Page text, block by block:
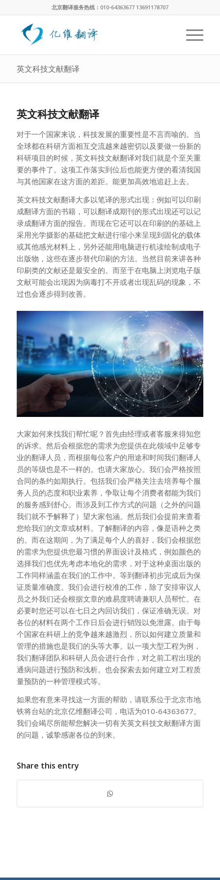
北京翻译服务热线：010-64363677 13691178707
英文科技文献翻译
英文科技文献翻译
对于一个国家来说，科技发展的重要性是不言而喻的。当
全球都在科研方面相互交流越来越密切以及要做一份新的
科研项目的时候，英文科技文献翻译对我们就是个至关重
要的事件了。这项工作落实到位后也能更方便的看清我国
与其他国家在这方面的差距。能更加高效地追赶上去。
英文科技文献翻译大多以笔译的形式出现：例如可以印刷
成翻译方面的书籍，可以翻译成期刊的形式出现还可以记
录成翻译方面的报告。而现在它还可以在印刷的的基础上
采用光学摄影的基础把文献进行缩小来呈现到固化的载体
或其他感光材料上，另外还能用电脑进行机读绘制成电子
出版物，这些在逐步替代印刷的方法。当然目前来讲各种
印刷类的文献还是最安全的。而至于在电脑上浏览电子版
文献可能会出现因为病毒打不开或者出现乱码的现象，不
过也会逐步得到改善。
大家如何来找我们帮忙呢？首先由经理或者客服来得知您
的诉求。然后会根据您的需求为您提供在此领域中足够专
业的翻译人员，而根据每位客户的用途和时间我们翻译人
员的等级也是不一样的。也请大家放心。我们会严格按照
合同的条约如期执行。包括我们会严格关注去培养每个服
务人员的态度和职业素养，争取让每个消费者都能为我们
的服务感到舒心。而涉及到工作方式的问题（之外的问题
我们就不予解释了）望大家包涵。然后我们会提前来查看
您给我们的文章或材料。了解翻译的内容，像是语种之类
的。而在这期间，为了满足每个人的喜好，我们会根据您
的需求为您提供您最习惯的界面设计及格式，例如颜色的
选择我们也优先考虑本地化的需求，对于这种桌面出版的
工作同样涵盖在我们的工作中。等到翻译初步完成后为保
证质量准确度。我们会进行校准的工作，除了安排审议人
员之外我们还会根据文章的难易度聘请兼职人员帮忙。在
必要时您还可以在七日之内回访我们，保证准确无误。对
各位的材料在两个工作日后会进行销毁以免泄露。由于每
个国家在科研上的竞争越来越激烈，所以如何建立质量和
管理的措施也是我们的头等大事。以一项大型工程为例，
我们翻译团队和科研人员会进行合作，对之前工程出现的
通病问题进行预防和浅析。也会探索去如何建立对工程质
量预防的一种管理模式等。
如果您有意来寻找这一方面的帮助，请联系位于北京市地
铁将台站的北京亿维翻译公司，电话为010-64363677。
我们会竭尽所能帮您解决一切有关英文科技文献翻译方面
的问题，诚挚感谢各位的到来。
Share this entry